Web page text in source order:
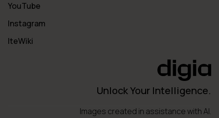
YouTube
Instagram
IteWiki
Unlock Your Intelligence.
Images created in assistance with AI.